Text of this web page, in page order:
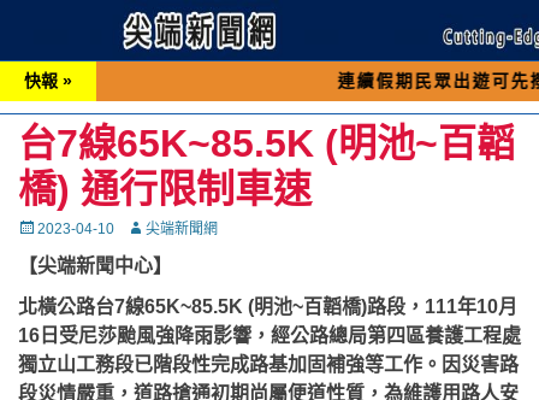
快報 » 連續假期民眾出遊可先撥打交通
台7線65K~85.5K (明池~百韜
橋) 通行限制車速
Posted
2023-04-10 Autor尖端新聞網
【尖端新聞中心】
北橫公路台7線65K~85.5K (明池~百韜橋)路段，111年10月
16日受尼莎颱風強降雨影響，經公路總局第四區養護工程處
獨立山工務段已階段性完成路基加固補強等工作。因災害路
段災情嚴重，道路搶通初期尚屬便道性質，為維護用路人安